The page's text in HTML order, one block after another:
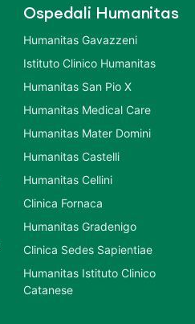
Ospedali Humanitas
Humanitas Gavazzeni
Istituto Clinico Humanitas
Humanitas San Pio X
Humanitas Medical Care
Humanitas Mater Domini
Humanitas Castelli
Humanitas Cellini
Clinica Fornaca
Humanitas Gradenigo
Clinica Sedes Sapientiae
Humanitas Istituto Clinico
Catanese